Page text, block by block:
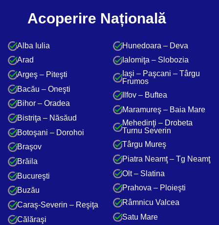
Acoperire Națională
Alba Iulia
Arad
Argeş – Piteşti
Bacău – Oneşti
Bihor – Oradea
Bistriţa – Năsăud
Botoşani – Dorohoi
Braşov
Brăila
Bucureşti
Buzău
Caraş-Severin – Reşiţa
Călăraşi
Hunedoara – Deva
Ialomiţa – Slobozia
Iaşi – Paşcani – Târgu
Frumos
Ilfov – Buftea
Maramureş – Baia Mare
Mehedinţi – Drobeta
Turnu Severin
Târgu Mureş
Piatra Neamţ – Tg Neamţ
Olt – Slatina
Prahova – Ploieşti
Râmnicu Valcea
Satu Mare